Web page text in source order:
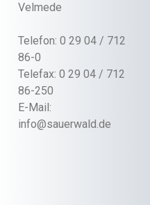
Velmede
Telefon: 0 29 04 / 712
86-0
Telefax: 0 29 04 / 712
86-250
E-Mail:
info@sauerwald.de